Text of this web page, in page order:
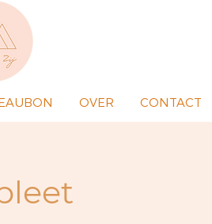
OVER CONTACT